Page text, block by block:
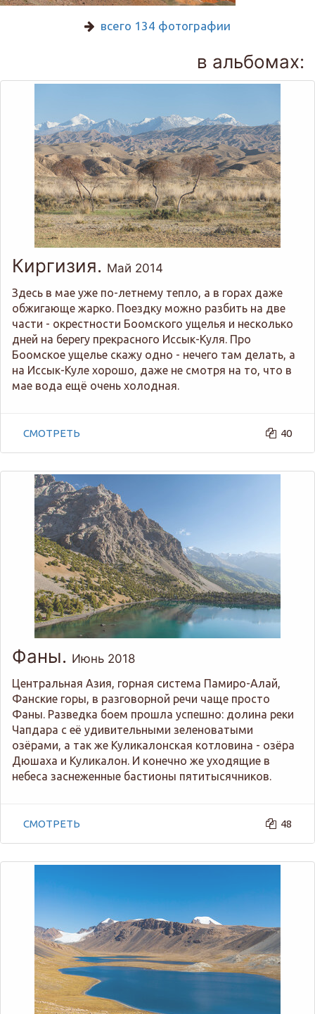
всего 134 фотографии
в альбомах:
Киргизия. Май 2014
Здесь в мае уже по-летнему тепло, а в горах даже
обжигающе жарко. Поездку можно разбить на две
части - окрестности Боомского ущелья и несколько
дней на берегу прекрасного Иссык-Куля. Про
Боомское ущелье скажу одно - нечего там делать, а
на Иссык-Куле хорошо, даже не смотря на то, что в
мае вода ещё очень холодная.
СМОТРЕТЬ 40
Фаны. Июнь 2018
Центральная Азия, горная система Памиро-Алай,
Фанские горы, в разговорной речи чаще просто
Фаны. Разведка боем прошла успешно: долина реки
Чапдара с её удивительными зеленоватыми
озёрами, а так же Куликалонская котловина - озёра
Дюшаха и Куликалон. И конечно же уходящие в
небеса заснеженные бастионы пятитысячников.
СМОТРЕТЬ 48